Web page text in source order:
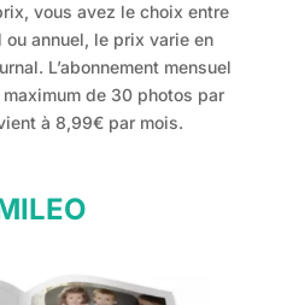
vous avez le choix entre
ou annuel, le prix varie en
L’abonnement mensuel
de 30 photos par
à 8,99€ par mois.